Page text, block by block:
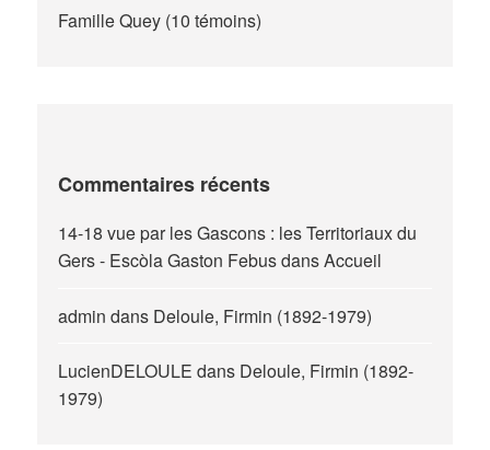
Famille Quey (10 témoins)
Commentaires récents
14-18 vue par les Gascons : les Territoriaux du
Gers - Escòla Gaston FebusdansAccueil
admin dans Deloule, Firmin (1892-1979)
LucienDELOULE dans Deloule, Firmin (1892-
1979)